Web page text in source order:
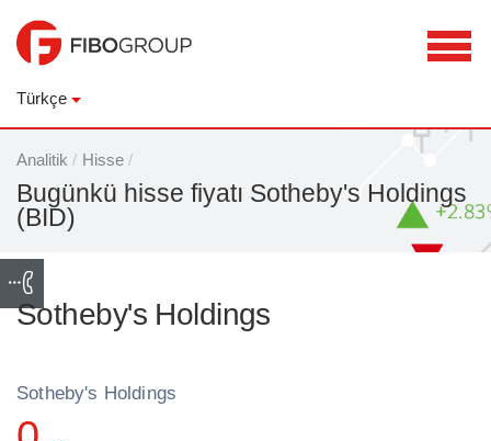
Türkçe
Analitik / Hisse /
Bugünkü hisse fiyatı Sotheby's Holdings
(BID)
Sotheby's Holdings
Sotheby's Holdings